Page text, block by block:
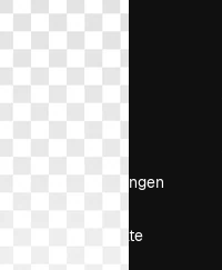
Über uns
Karriere
Blog
Veranstaltungen
Deine Inhalte